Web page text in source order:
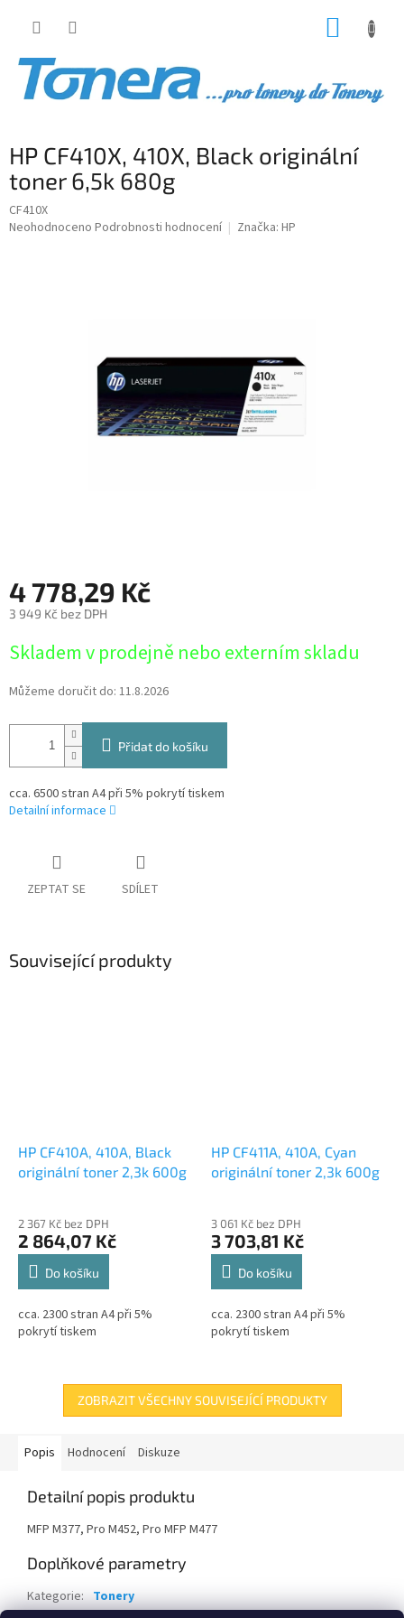
HP CF410X, 410X, Black originální
toner 6,5k 680g
CF410X
Průměrné
Neohodnoceno Podrobnosti hodnocení Značka: HP
4 778,29 Kč
3 949 Kč bez DPH
cena:
Skladem v prodejně nebo externím skladu
Můžeme doručit do: 11.8.2026
Přidat do košíku
cca. 6500 stran A4 při 5% pokrytí tiskem
Detailní informace
ZEPTAT SE SDÍLET
Související produkty
HP CF410A, 410A, Black
originální toner 2,3k 600g
2 367 Kč bez DPH
2 864,07 Kč
Do košíku
cca. 2300 stran A4 při 5%
pokrytí tiskem
HP CF411A, 410A, Cyan
originální toner 2,3k 600g
3 061 Kč bez DPH
3 703,81 Kč
Do košíku
cca. 2300 stran A4 při 5%
pokrytí tiskem
ZOBRAZIT VŠECHNY SOUVISEJÍCÍ PRODUKTY
Popis Hodnocení Diskuze
Detailní popis produktu
MFP M377, Pro M452, Pro MFP M477
Doplňkové parametry
Kategorie: Tonery